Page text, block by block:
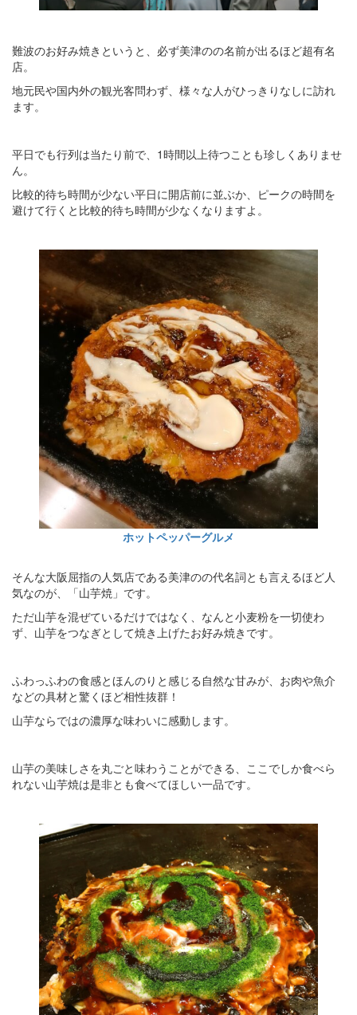
難波のお好み焼きというと、必ず美津のの名前が出るほど超有名
店。
地元民や国内外の観光客問わず、様々な人がひっきりなしに訪れ
ます。
平日でも行列は当たり前で、1時間以上待つことも珍しくありませ
ん。
比較的待ち時間が少ない平日に開店前に並ぶか、ピークの時間を
避けて行くと比較的待ち時間が少なくなりますよ。
ホットペッパーグルメ
そんな大阪屈指の人気店である美津のの代名詞とも言えるほど人
気なのが、「山芋焼」です。
ただ山芋を混ぜているだけではなく、なんと小麦粉を一切使わ
ず、山芋をつなぎとして焼き上げたお好み焼きです。
ふわっふわの食感とほんのりと感じる自然な甘みが、お肉や魚介
などの具材と驚くほど相性抜群！
山芋ならではの濃厚な味わいに感動します。
山芋の美味しさを丸ごと味わうことができる、ここでしか食べら
れない山芋焼は是非とも食べてほしい一品です。